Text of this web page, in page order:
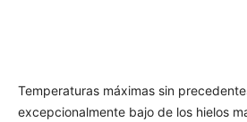
Temperaturas máximas sin
excepcionalmente bajo de los hielos